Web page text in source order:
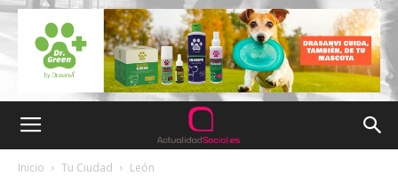
Inicio Tu Ciudad León